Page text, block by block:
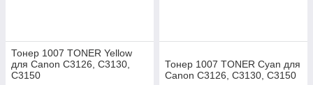
Тонер 1007 TONER Yellow
для Canon C3126, C3130,
C3150
Тонер 1007 TONER Cyan для
Canon C3126, C3130, C3150